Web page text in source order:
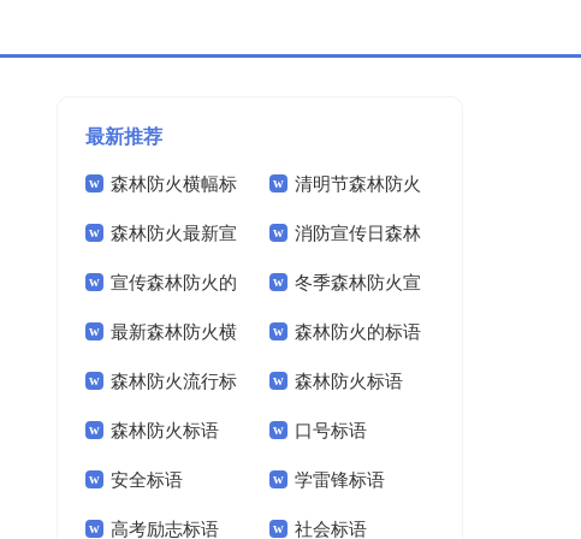
最新推荐
森林防火横幅标
语
清明节森林防火
宣传标语
森林防火最新宣
传标语
消防宣传日森林
防火标语
宣传森林防火的
句子标语
冬季森林防火宣
传标语
最新森林防火横
幅标语口号
森林防火的标语
森林防火流行标
语
森林防火标语
森林防火标语 口号标语
安全标语 学雷锋标语
高考励志标语 社会标语